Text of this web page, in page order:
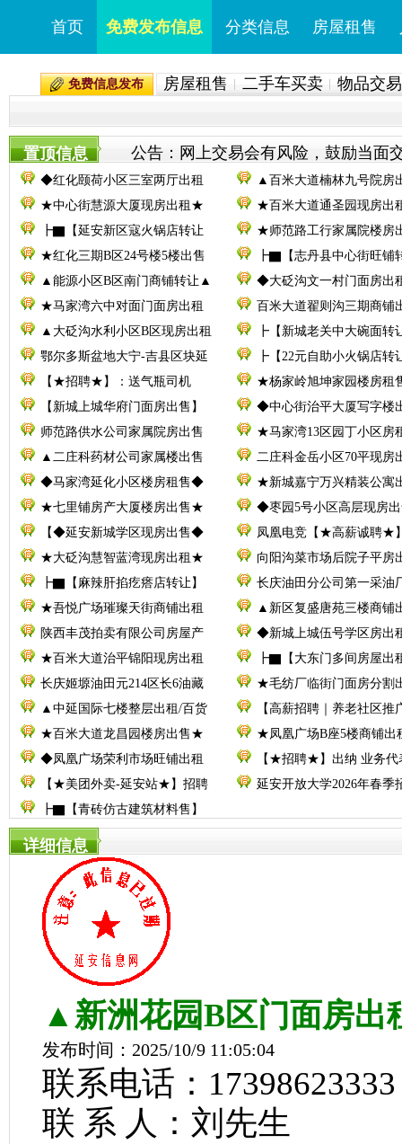
首页 免费发布信息 分类信息 房屋租售
免费信息发布 房屋租售 二手车买卖 物品交易
置顶信息 公告：网上交易会有风险，鼓励当面
◆红化颐荷小区三室两厅出租
▲百米大道楠林九号院房
★中心街慧源大厦现房出租★
★百米大道通圣园现房出
┣▇【延安新区寇火锅店转让
★师范路工行家属院楼房
★红化三期B区24号楼5楼出售
┣▇【志丹县中心街旺铺
▲能源小区B区南门商铺转让▲
◆大砭沟文一村门面房出
★马家湾六中对面门面房出租
百米大道翟则沟三期商铺
▲大砭沟水利小区B区现房出租
┣【新城老关中大碗面转
鄂尔多斯盆地大宁-吉县区块延
┣【22元自助小火锅店转
【★招聘★】：送气瓶司机
★杨家岭旭坤家园楼房租
【新城上城华府门面房出售】
◆中心街治平大厦写字楼
师范路供水公司家属院房出售
★马家湾13区园丁小区房
▲二庄科药材公司家属楼出售
二庄科金岳小区70平现房
◆马家湾延化小区楼房租售◆
★新城嘉宁万兴精装公寓
★七里铺房产大厦楼房出售★
◆枣园5号小区高层现房
【◆延安新城学区现房出售◆
凤凰电竞【★高薪诚聘★
★大砭沟慧智蓝湾现房出租★
向阳沟菜市场后院子平房
┣▇【麻辣肝掐疙瘩店转让】
长庆油田分公司第一采油
★吾悦广场璀璨天街商铺出租
▲新区复盛唐苑三楼商铺
陕西丰茂拍卖有限公司房屋产
◆新城上城伍号学区房出
★百米大道治平锦阳现房出租
┣▇【大东门多间房屋出
长庆姬塬油田元214区长6油藏
★毛纺厂临街门面房分割
▲中延国际七楼整层出租/百货
【高薪招聘｜养老社区推
★百米大道龙昌园楼房出售★
★凤凰广场B座5楼商铺
◆凤凰广场荣利市场旺铺出租
【★招聘★】出纳 业务代
【★美团外卖-延安站★】招聘
延安开放大学2026年春季
┣▇【青砖仿古建筑材料售】
详细信息
▲新洲花园B区门面房
发布时间：2025/10/9 11:05:04
联系电话：17398623333
联 系 人：刘先生